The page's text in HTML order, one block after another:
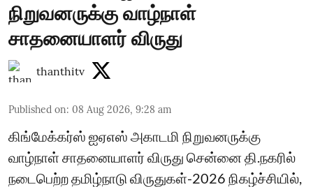
நிறுவனருக்கு வாழ்நாள்
சாதனையாளர் விருது
thanthitv
Published on: 08 Aug 2026, 9:28 am
கிங்மேக்கர்ஸ் ஐஏஎஸ் அகாடமி நிறுவனருக்கு
வாழ்நாள் சாதனையாளர் விருது சென்னை தி.நகரில்
நடைபெற்ற தமிழ்நாடு விருதுகள்-2026 நிகழ்ச்சியில்,